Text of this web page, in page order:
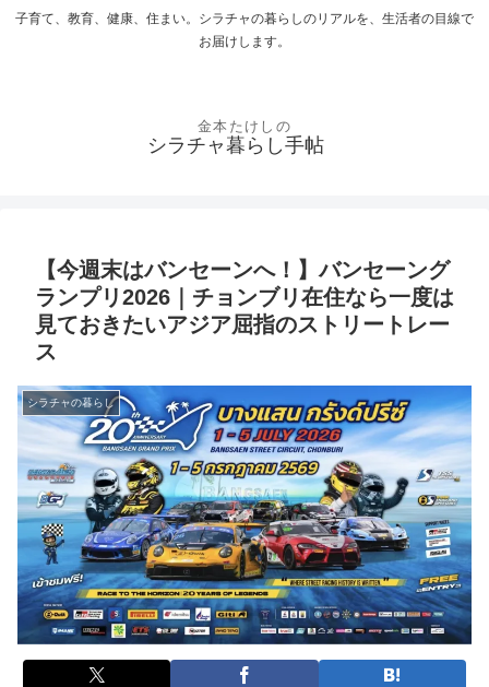
子育て、教育、健康、住まい。シラチャの暮らしのリアルを、生活者の目線で
お届けします。
シラチャ暮らし手帖
【今週末はバンセーンへ！】バンセーング
ランプリ2026｜チョンブリ在住なら一度は
見ておきたいアジア屈指のストリートレー
ス
シラチャの暮らし